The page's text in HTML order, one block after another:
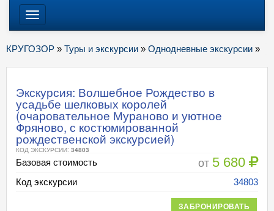
Меню
КРУГОЗОР » Туры и экскурсии » Однодневные экскурсии »
Экскурсия: Волшебное Рождество в
усадьбе шелковых королей
(очаровательное Мураново и уютное
Фряново, с костюмированной
рождественской экскурсией)
КОД ЭКСКУРСИИ: 34803
Базовая стоимость от 5 680
Код экскурсии 34803
ЗАБРОНИРОВАТЬ